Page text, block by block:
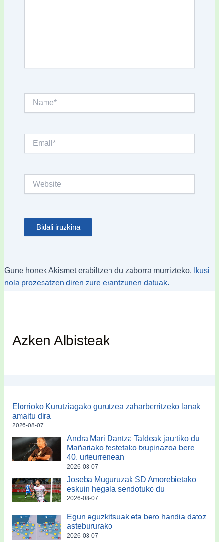
Gune honek Akismet erabiltzen du zaborra murrizteko.
Ikusi
nola prozesatzen diren zure erantzunen datuak.
Azken Albisteak
Elorrioko Kurutziagako gurutzea zaharberritzeko lanak
amaitu dira
2026-08-07
Andra Mari Dantza Taldeak jaurtiko du
Mañariako festetako txupinazoa bere
40. urteurrenean
2026-08-07
Joseba Muguruzak SD Amorebietako
eskuin hegala sendotuko du
2026-08-07
Egun eguzkitsuak eta bero handia datoz
astebururako
2026-08-07